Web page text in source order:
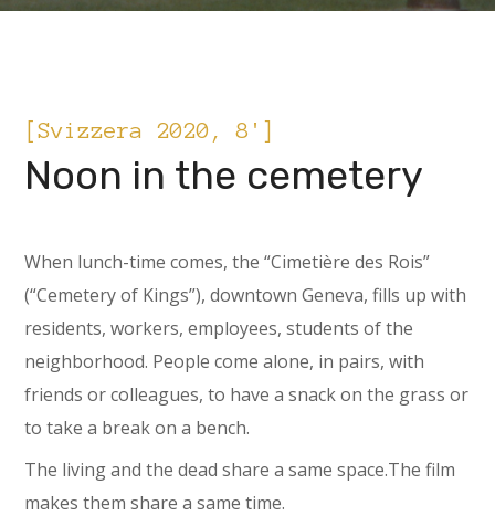
[Svizzera 2020, 8']
Noon in the cemetery
When lunch-time comes, the “Cimetière des Rois”
(“Cemetery of Kings”), downtown Geneva, fills up with
residents, workers, employees, students of the
neighborhood. People come alone, in pairs, with
friends or colleagues, to have a snack on the grass or
to take a break on a bench.
The living and the dead share a same space.The film
makes them share a same time.